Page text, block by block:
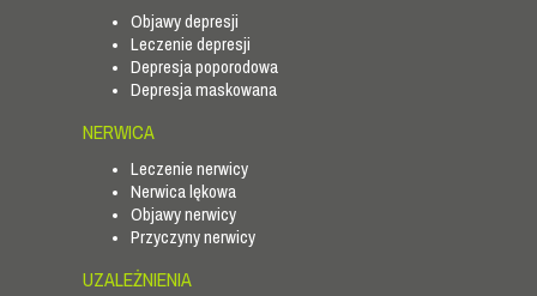
Objawy depresji
Leczenie depresji
Depresja poporodowa
Depresja maskowana
NERWICA
Leczenie nerwicy
Nerwica lękowa
Objawy nerwicy
Przyczyny nerwicy
UZALEŻNIENIA